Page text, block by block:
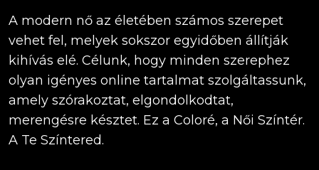
A modern nő az életében számos szerepet
vehet fel, melyek sokszor egyidőben állítják
kihívás elé. Célunk, hogy minden szerephez
olyan igényes online tartalmat szolgáltassunk,
amely szórakoztat, elgondolkodtat,
merengésre késztet. Ez a Coloré, a Női Színtér.
A Te Színtered.